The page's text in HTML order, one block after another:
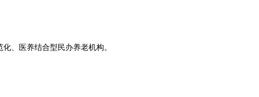
、医养结合型民办养老机构。